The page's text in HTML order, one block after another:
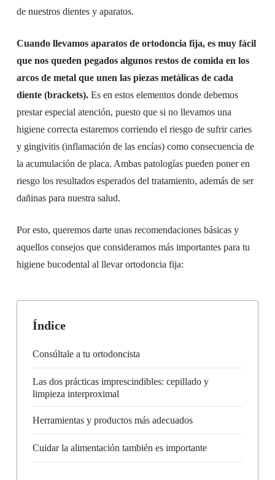
de nuestros dientes y aparatos.
Cuando llevamos aparatos de ortodoncia fija, es muy fácil
que nos queden pegados algunos restos de comida en los
arcos de metal que unen las piezas metálicas de cada
diente (brackets).Es en estos elementos donde debemos
prestar especial atención, puesto que si no llevamos una
higiene correcta estaremos corriendo el riesgo de sufrir caries
y gingivitis (inflamación de las encías) como consecuencia de
la acumulación de placa. Ambas patologías pueden poner en
riesgo los resultados esperados del tratamiento, además de ser
dañinas para nuestra salud.
Por esto, queremos darte unas recomendaciones básicas y
aquellos consejos que consideramos más importantes para tu
higiene bucodental al llevar ortodoncia fija:
Índice
Consúltale a tu ortodoncista
Las dos prácticas imprescindibles: cepillado y
limpieza interproximal
Herramientas y productos más adecuados
Cuidar la alimentación también es importante